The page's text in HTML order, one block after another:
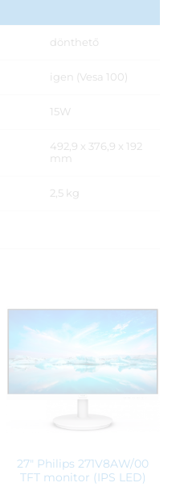
dönthető
igen (Vesa 100)
15W
492,9 x 376,9 x 192
mm
2,5 kg
27″ Philips 271V8AW/00
TFT monitor (IPS LED)